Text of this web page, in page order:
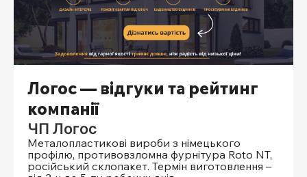
Логос — відгуки та рейтинг
компанії
ЧП Логос
Металопластикові вироби з німецького
профілю, противовзломна фурнітура Roto NT,
російський склопакет. Термін виготовлення –